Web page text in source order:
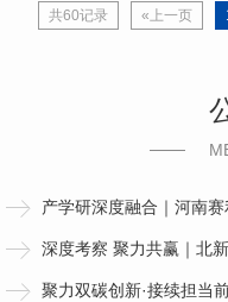
共60记录 «上一页
聚力双碳创新·接续担当